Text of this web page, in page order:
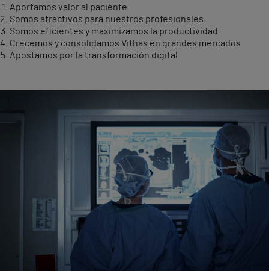
Aportamos valor al paciente
Somos atractivos para nuestros profesionales
Somos eficientes y maximizamos la productividad
Crecemos y consolidamos Vithas en grandes mercados
Apostamos por la transformación digital